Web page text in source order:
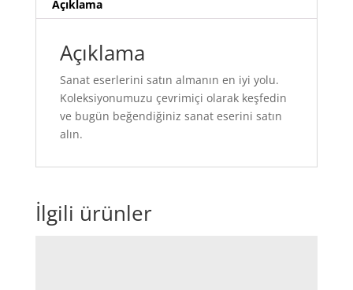
Açıklama
Açıklama
Sanat eserlerini satın almanın en iyi yolu.
Koleksiyonumuzu çevrimiçi olarak keşfedin
ve bugün beğendiğiniz sanat eserini satın
alın.
İlgili ürünler